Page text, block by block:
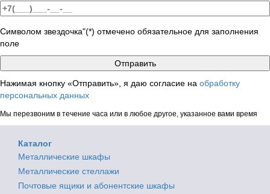
Символом звездочка"(*) отмечено обязательное для заполнения
поле
Нажимая кнопку «Отправить», я даю согласие на обработку
персональных данных
Мы перезвоним в течение часа или в любое другое, указанное вами время
Каталог
Металлические шкафы
Металлические стеллажи
Почтовые ящики и абонентские шкафы